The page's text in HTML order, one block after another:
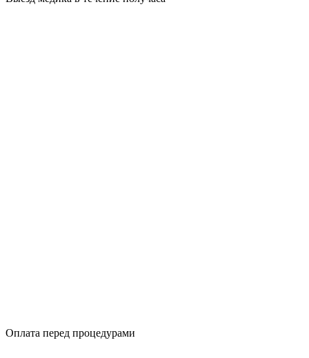
Оплата перед процедурами